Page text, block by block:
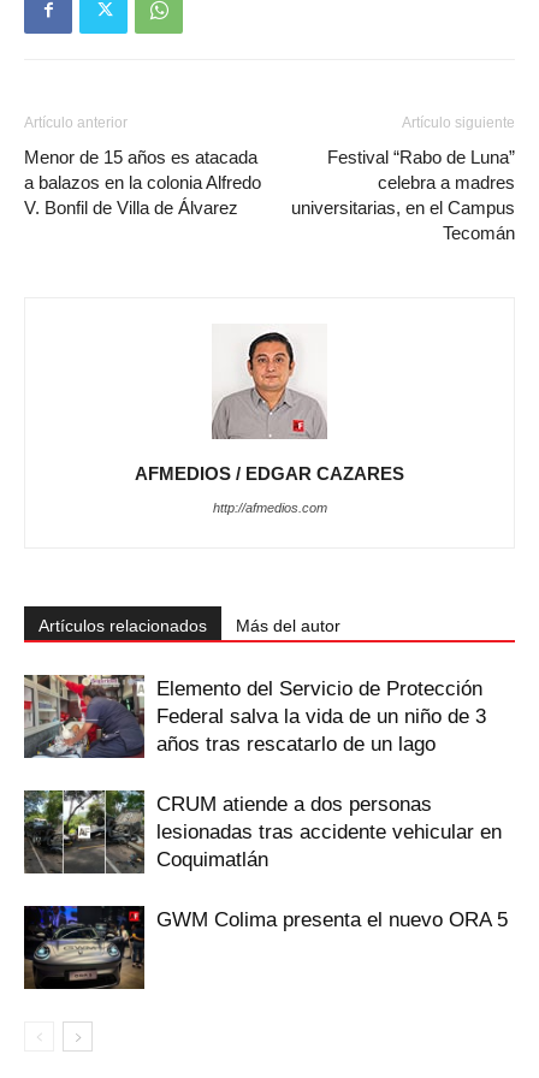
Artículo anterior
Menor de 15 años es atacada
a balazos en la colonia Alfredo
V. Bonfil de Villa de Álvarez
Artículo siguiente
Festival “Rabo de Luna”
celebra a madres
universitarias, en el Campus
Tecomán
AFMEDIOS / EDGAR CAZARES
http://afmedios.com
Artículos relacionados Más del autor
Elemento del Servicio de Protección
Federal salva la vida de un niño de 3
años tras rescatarlo de un lago
CRUM atiende a dos personas
lesionadas tras accidente vehicular en
Coquimatlán
GWM Colima presenta el nuevo ORA 5